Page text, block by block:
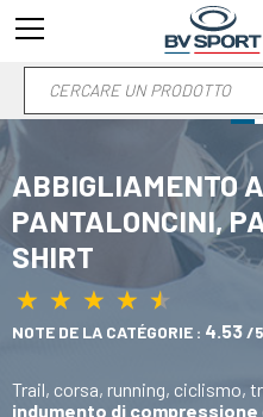
ABBIGLIAMENTO
PANTALONCINI,
SHIRT
★ ★ ★ ★ ★
★ ★ ★ ★ ★
NOTE DE LA CATÉGORIE : 4.53 /5
Trail, corsa, running, ciclismo,
indumento di compressione